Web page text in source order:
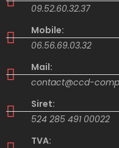
09.52.60.32.37
Mobile:
06.56.69.03.32
Mail:
contact@ccd-
Siret:
524 285 491 00022
TVA: